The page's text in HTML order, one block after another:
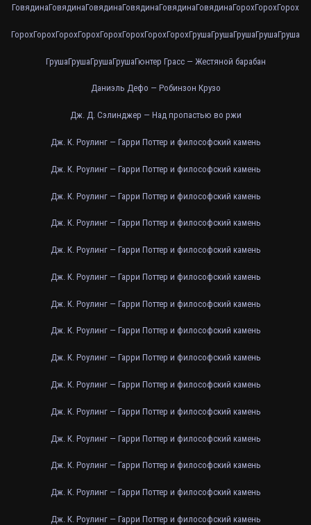
ГовядинаГовядинаГовядинаГовядинаГовядинаГовядинаГорохГорохГорох
ГорохГорохГорохГорохГорохГорохГорохГорохГрушаГрушаГрушаГрушаГруша
ГрушаГрушаГрушаГрушаГюнтер Грасс — Жестяной барабан
Даниэль Дефо — Робинзон Крузо
Дж. Д. Сэлинджер — Над пропастью во ржи
Дж. К. Роулинг — Гарри Поттер и философский камень
Дж. К. Роулинг — Гарри Поттер и философский камень
Дж. К. Роулинг — Гарри Поттер и философский камень
Дж. К. Роулинг — Гарри Поттер и философский камень
Дж. К. Роулинг — Гарри Поттер и философский камень
Дж. К. Роулинг — Гарри Поттер и философский камень
Дж. К. Роулинг — Гарри Поттер и философский камень
Дж. К. Роулинг — Гарри Поттер и философский камень
Дж. К. Роулинг — Гарри Поттер и философский камень
Дж. К. Роулинг — Гарри Поттер и философский камень
Дж. К. Роулинг — Гарри Поттер и философский камень
Дж. К. Роулинг — Гарри Поттер и философский камень
Дж. К. Роулинг — Гарри Поттер и философский камень
Дж. К. Роулинг — Гарри Поттер и философский камень
Дж. К. Роулинг — Гарри Поттер и философский камень